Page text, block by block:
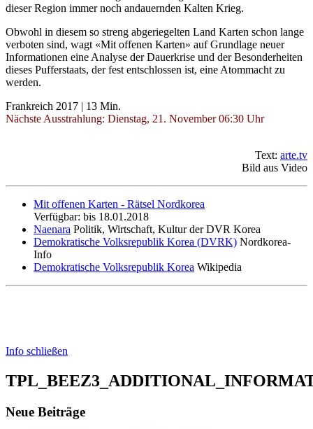
dieser Region immer noch andauernden Kalten Krieg.
Obwohl in diesem so streng abgeriegelten Land Karten schon lange
verboten sind, wagt «Mit offenen Karten» auf Grundlage neuer
Informationen eine Analyse der Dauerkrise und der Besonderheiten
dieses Pufferstaats, der fest entschlossen ist, eine Atommacht zu
werden.
Frankreich 2017 | 13 Min.
Nächste Ausstrahlung: Dienstag, 21. November 06:30 Uhr
Text: arte.tv
Bild aus Video
Mit offenen Karten - Rätsel Nordkorea
Verfügbar: bis 18.01.2018
Naenara Politik, Wirtschaft, Kultur der DVR Korea
Demokratische Volksrepublik Korea (DVRK) Nordkorea-
Info
Demokratische Volksrepublik Korea Wikipedia
Info schließen
Neue Beiträge